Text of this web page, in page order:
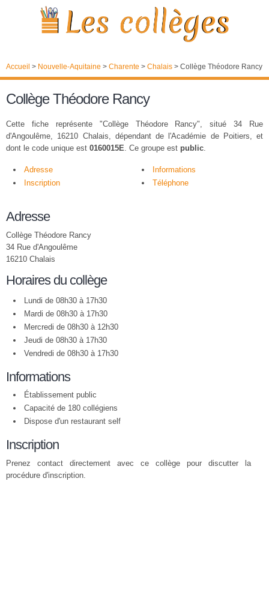
Accueil > Nouvelle-Aquitaine > Charente > Chalais > Collège Théodore Rancy
Collège Théodore Rancy
Cette fiche représente "Collège Théodore Rancy", situé 34 Rue
d'Angoulême, 16210 Chalais, dépendant de l'Académie de Poitiers, et
dont le code unique est 0160015E. Ce groupe est public.
Adresse
Informations
Inscription
Téléphone
Adresse
Collège Théodore Rancy
34 Rue d'Angoulême
16210 Chalais
Horaires du collège
Lundi de 08h30 à 17h30
Mardi de 08h30 à 17h30
Mercredi de 08h30 à 12h30
Jeudi de 08h30 à 17h30
Vendredi de 08h30 à 17h30
Informations
Établissement public
Capacité de 180 collégiens
Dispose d'un restaurant self
Inscription
Prenez contact directement avec ce collège pour discutter la
procédure d'inscription.